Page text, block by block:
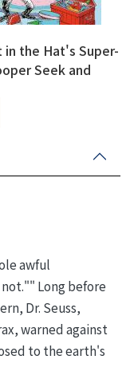
in the Hat's Super-
Seek and
awful
Long before
Dr. Seuss,
warned against
to the earth's